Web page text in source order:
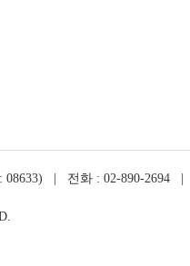
: 08633) | 전화 : 02-890-2694 |